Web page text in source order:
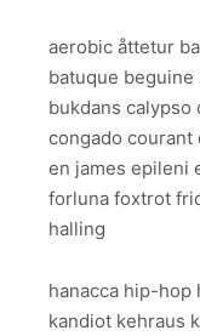
aerobic åttetur
batuque
bukdans calypso
congado courant
en james epileni
forluna foxtrot
halling
hanacca hip-hop
kandiot kehraus